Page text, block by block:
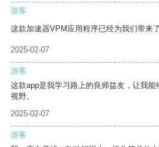
游客
这款加速器VPM应用程序已经为我们带来
2025-02-07
游客
这款app是我学习路上的良师益友，让我
视野。
2025-02-07
游客